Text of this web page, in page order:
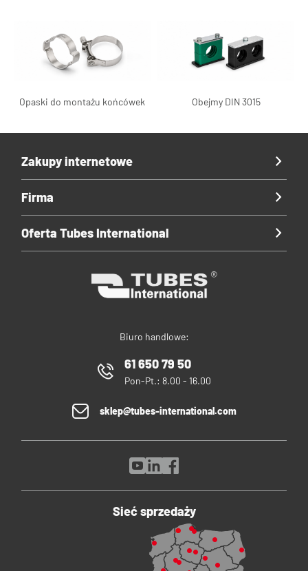
Opaski do montażu końcówek Obejmy DIN 3015
Biuro handlowe:
61 650 79 50
Pon-Pt.: 8.00 - 16.00
sklep@tubes-international.com
Zakupy internetowe
Firma
Oferta Tubes International
Sieć sprzedaży